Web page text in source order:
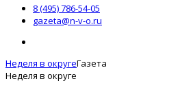
8 (495) 786-54-05
gazeta@n-v-o.ru
Неделя в округеГазета
Неделя в округе